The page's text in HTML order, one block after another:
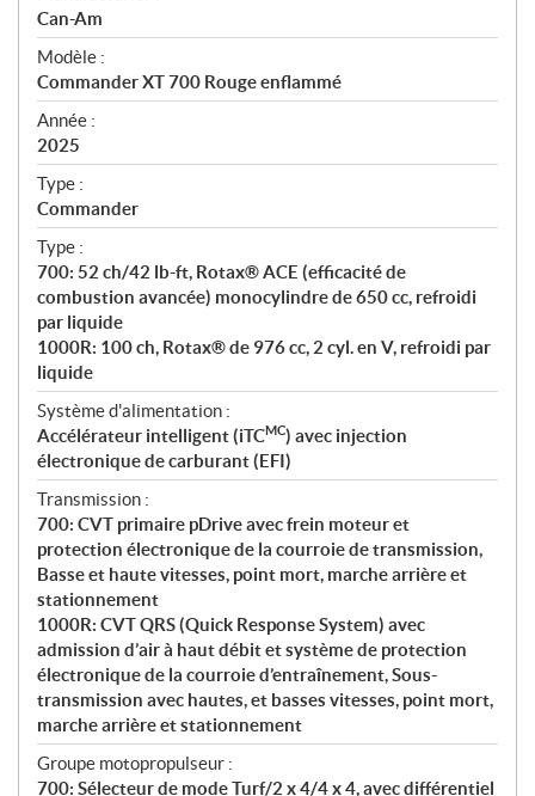
p
é
c
i
f
i
c
a
t
i
o
n
s
Can-Am
Modèle :
Commander XT 700 Rouge enflammé
Année :
2025
Type :
Commander
Type :
700: 52 ch/42 lb-ft, Rotax® ACE (efficacité de
combustion avancée) monocylindre de 650 cc, refroidi
par liquide
1000R: 100 ch, Rotax® de 976 cc, 2 cyl. en V, refroidi par
liquide
Système d'alimentation :
Accélérateur intelligent (iTCMC) avec injection
électronique de carburant (EFI)
Transmission :
700: CVT primaire pDrive avec frein moteur et
protection électronique de la courroie de transmission,
Basse et haute vitesses, point mort, marche arrière et
stationnement
1000R: CVT QRS (Quick Response System) avec
admission d’air à haut débit et système de protection
électronique de la courroie d’entraînement, Sous-
transmission avec hautes, et basses vitesses, point mort,
marche arrière et stationnement
Groupe motopropulseur :
700: Sélecteur de mode Turf/2 x 4/4 x 4, avec différentiel